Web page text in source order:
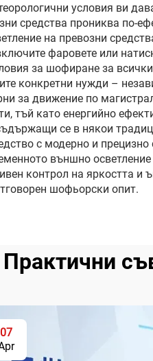
условия ви
средства прониква по-
на превозни
фаровете или
за шофиране за
конкретни нужди –
за движение по
тъй като енергийно
се в някои
с модерно и
външно
контрол на яркостта
шофьорски опит.
Практични
07